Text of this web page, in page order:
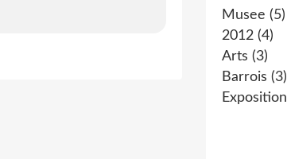
Musee (5)
2012 (4)
Arts (3)
Barrois (3)
Exposition